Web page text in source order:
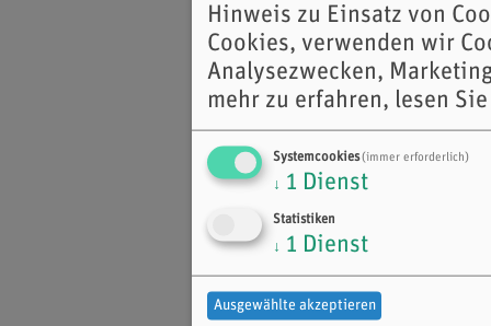
Hinweis zu Einsatz von
Cookies, verwenden wir
Analysezwecken,
mehr zu erfahren, lesen
Systemcookies(immer erforderlich)
↓ 1 Dienst
Statistiken
↓ 1 Dienst
Ausgewählte akzeptieren